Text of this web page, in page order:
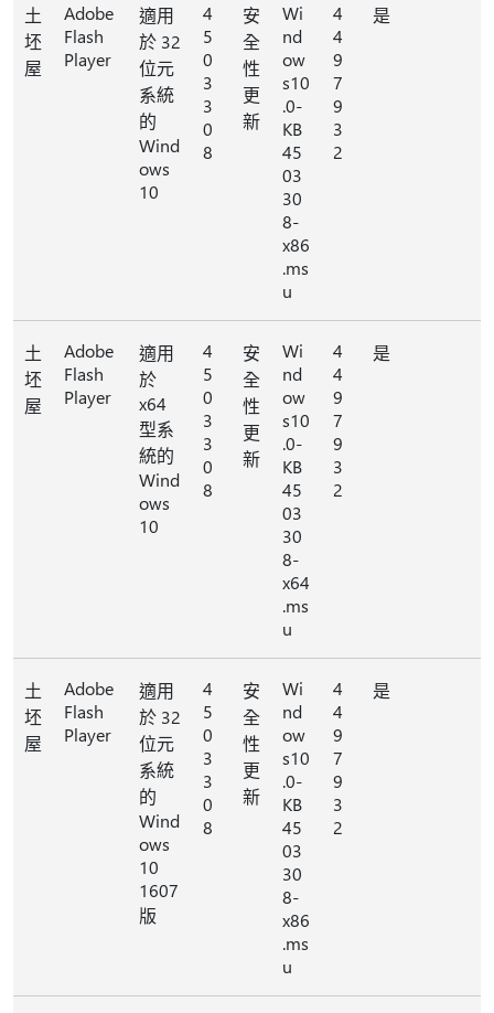
土
坯
屋
Adobe
Flash
Player
適用
於 32
位元
系統
的
Wind
ows
10
4
5
0
3
3
0
8
安
全
性
更
新
Wi
nd
ow
s10
.0-
KB
45
03
30
8-
x86
.ms
u
4
4
9
7
9
3
2
是
土
坯
屋
Adobe
Flash
Player
適用
於
x64
型系
統的
Wind
ows
10
4
5
0
3
3
0
8
安
全
性
更
新
Wi
nd
ow
s10
.0-
KB
45
03
30
8-
x64
.ms
u
4
4
9
7
9
3
2
是
土
坯
屋
Adobe
Flash
Player
適用
於 32
位元
系統
的
Wind
ows
10
1607
版
4
5
0
3
3
0
8
安
全
性
更
新
Wi
nd
ow
s10
.0-
KB
45
03
30
8-
x86
.ms
u
4
4
9
7
9
3
2
是